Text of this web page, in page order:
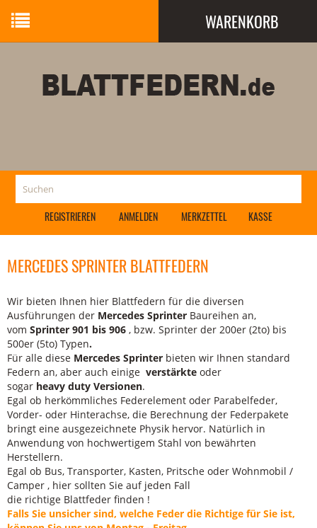
WARENKORB
REGISTRIEREN ANMELDEN MERKZETTEL KASSE
MERCEDES SPRINTER BLATTFEDERN
Wir bieten Ihnen hier Blattfedern für die diversen
Ausführungen der Mercedes Sprinter Baureihen an,
vom Sprinter 901 bis 906 , bzw. Sprinter der 200er (2to) bis
500er (5to) Typen.
Für alle diese Mercedes Sprinter bieten wir Ihnen standard
Federn an, aber auch einige verstärkte oder
sogar heavy duty Versionen.
Egal ob herkömmliches Federelement oder Parabelfeder,
Vorder- oder Hinterachse, die Berechnung der Federpakete
bringt eine ausgezeichnete Physik hervor. Natürlich in
Anwendung von hochwertigem Stahl von bewährten
Herstellern.
Egal ob Bus, Transporter, Kasten, Pritsche oder Wohnmobil /
Camper , hier sollten Sie auf jeden Fall
die richtige Blattfeder finden !
Falls Sie unsicher sind, welche Feder die Richtige für Sie ist,